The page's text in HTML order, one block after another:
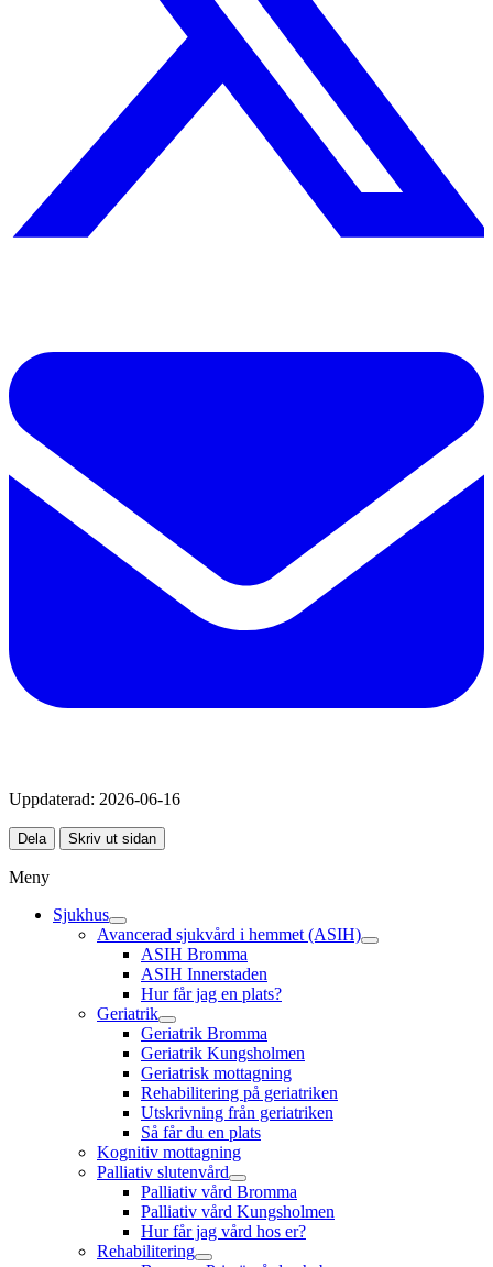
Uppdaterad: 2026-06-16
Dela Skriv ut sidan
Meny
Sjukhus
Avancerad sjukvård i hemmet (ASIH)
ASIH Bromma
ASIH Innerstaden
Hur får jag en plats?
Geriatrik
Geriatrik Bromma
Geriatrik Kungsholmen
Geriatrisk mottagning
Rehabilitering på geriatriken
Utskrivning från geriatriken
Så får du en plats
Kognitiv mottagning
Palliativ slutenvård
Palliativ vård Bromma
Palliativ vård Kungsholmen
Hur får jag vård hos er?
Rehabilitering